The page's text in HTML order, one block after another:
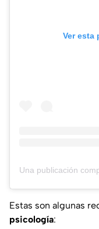
Ver esta
Estas son algunas
psicología: